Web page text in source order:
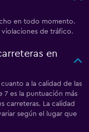
en todo momento.
de tráfico.
en
a la calidad de las
7 es la puntuación más
carreteras. La calidad
según el lugar que